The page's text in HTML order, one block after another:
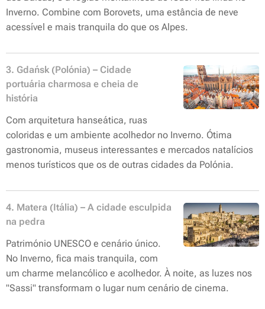
Inverno. Combine com Borovets, uma estância de neve
acessível e mais tranquila do que os Alpes.
3. Gdańsk (Polónia) – Cidade
portuária charmosa e cheia de
história
Com arquitetura hanseática, ruas
coloridas e um ambiente acolhedor no Inverno. Ótima
gastronomia, museus interessantes e mercados natalícios
menos turísticos que os de outras cidades da Polónia.
4. Matera (Itália) – A cidade esculpida
na pedra
Património UNESCO e cenário único.
No Inverno, fica mais tranquila, com
um charme melancólico e acolhedor. À noite, as luzes nos
"Sassi" transformam o lugar num cenário de cinema.